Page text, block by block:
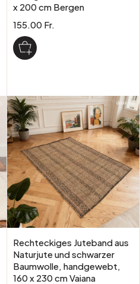
x 200 cm Bergen
155.00 Fr.
Rechteckiges Juteband aus
Naturjute und schwarzer
Baumwolle, handgewebt,
160 x 230 cm Vaiana